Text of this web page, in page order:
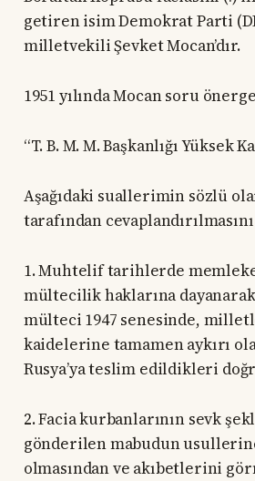
getiren isim Demokrat Parti
milletvekili Şevket Mocan’dır.
1951 yılında Mocan soru
“T. B. M. M. Başkanlığı Yüksek
Aşağıdaki suallerimin sözlü
tarafından
1. Muhtelif tarihlerde
mültecilik haklarına
mülteci 1947 senesinde,
kaidelerine tamamen aykırı
Rusya’ya teslim edildikleri
2. Facia kurbanlarının sevk
gönderilen mabudun
olmasından ve akıbetlerini